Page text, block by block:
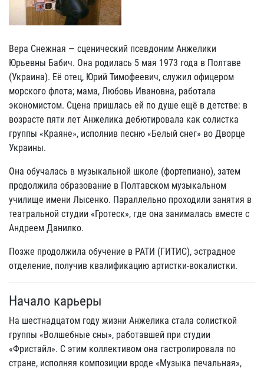
Вера Снежная — сценический псевдоним Анжелики
Юрьевны Бабич. Она родилась 5 мая 1973 года в Полтаве
(Украина). Её отец, Юрий Тимофеевич, служил офицером
морского флота; мама, Любовь Ивановна, работала
экономистом. Сцена пришлась ей по душе ещё в детстве: в
возрасте пяти лет Анжелика дебютировала как солистка
группы «Краяне», исполнив песню «Белый снег» во Дворце
Украины.
Она обучалась в музыкальной школе (фортепиано), затем
продолжила образование в Полтавском музыкальном
училище имени Лысенко. Параллельно проходили занятия в
театральной студии «Гротеск», где она занималась вместе с
Андреем Данилко.
Позже продолжила обучение в РАТИ (ГИТИС), эстрадное
отделение, получив квалификацию артистки‑вокалистки.
Начало карьеры
На шестнадцатом году жизни Анжелика стала солисткой
группы «Волшебные сны», работавшей при студии
«Фристайл». С этим коллективом она гастролировала по
стране, исполняя композиции вроде «Музыка печальная»,